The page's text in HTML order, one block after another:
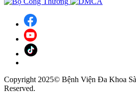
Copyright 2025© Bệnh Viện Đa Khoa
Reserved.